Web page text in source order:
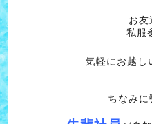
お友
私服
気軽にお越し
ちなみに